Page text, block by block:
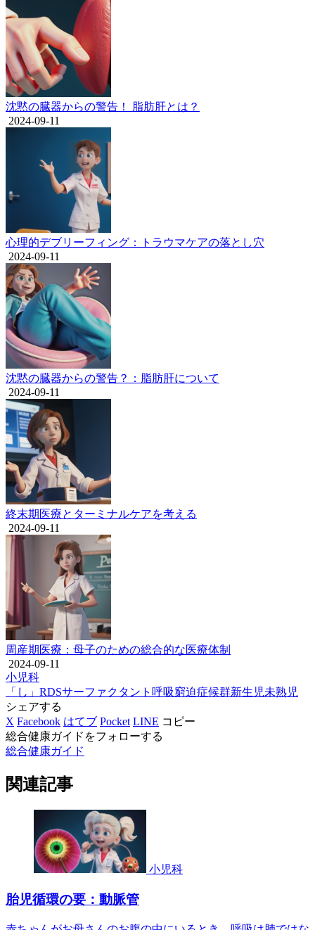
沈黙の臓器からの警告！ 脂肪肝とは？
2024-09-11
心理的デブリーフィング：トラウマケアの落とし穴
2024-09-11
沈黙の臓器からの警告？：脂肪肝について
2024-09-11
終末期医療とターミナルケアを考える
2024-09-11
周産期医療：母子のための総合的な医療体制
2024-09-11
小児科
「し」 RDSサーファクタント 呼吸窮迫症候群新生児未熟児
シェアする
X Facebook はてブ Pocket LINE コピー
総合健康ガイドをフォローする
総合健康ガイド
関連記事
小児科
胎児循環の要：動脈管